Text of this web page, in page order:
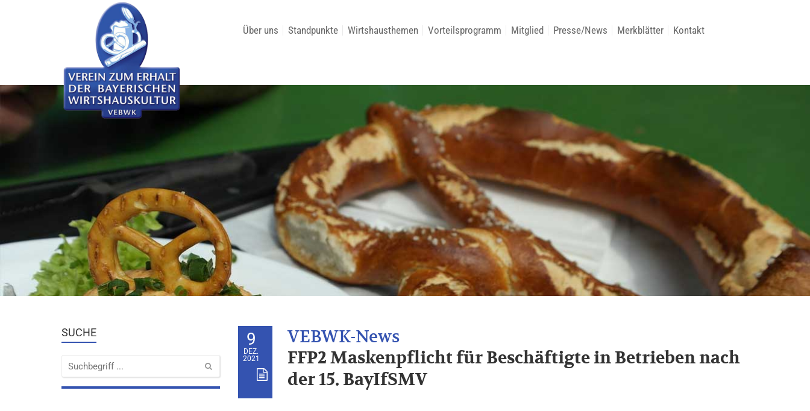
Über uns Standpunkte Wirtshausthemen Vorteilsprogramm Mitglied Presse/News Merkblätter Kontakt
SUCHE 9
DEZ.
2021
FFP2 Maskenpflicht für Beschäftigte in Betrieben nach
der 15. BayIfSMV